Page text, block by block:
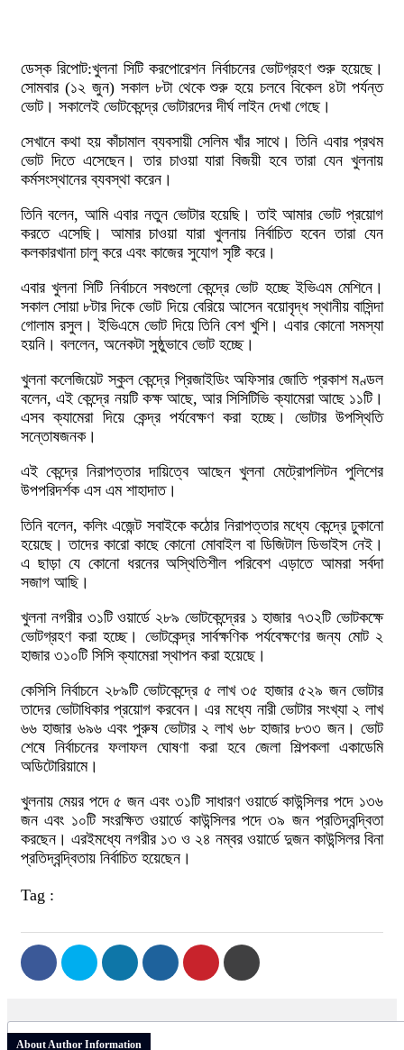
ডেস্ক রিপোট:খুলনা সিটি করপোরেশন নির্বাচনের ভোটগ্রহণ শুরু হয়েছে।
সোমবার (১২ জুন) সকাল ৮টা থেকে শুরু হয়ে চলবে বিকেল ৪টা পর্যন্ত
ভোট। সকালেই ভোটকেন্দ্রে ভোটারদের দীর্ঘ লাইন দেখা গেছে।
সেখানে কথা হয় কাঁচামাল ব্যবসায়ী সেলিম খাঁর সাথে। তিনি এবার প্রথম
ভোট দিতে এসেছেন। তার চাওয়া যারা বিজয়ী হবে তারা যেন খুলনায়
কর্মসংস্থানের ব্যবস্থা করেন।
তিনি বলেন, আমি এবার নতুন ভোটার হয়েছি। তাই আমার ভোট প্রয়োগ
করতে এসেছি। আমার চাওয়া যারা খুলনায় নির্বাচিত হবেন তারা যেন
কলকারখানা চালু করে এবং কাজের সুযোগ সৃষ্টি করে।
এবার খুলনা সিটি নির্বাচনে সবগুলো কেন্দ্রে ভোট হচ্ছে ইভিএম মেশিনে।
সকাল সোয়া ৮টার দিকে ভোট দিয়ে বেরিয়ে আসেন বয়োবৃদ্ধ স্থানীয় বাসিন্দা
গোলাম রসুল। ইভিএমে ভোট দিয়ে তিনি বেশ খুশি। এবার কোনো সমস্যা
হয়নি। বললেন, অনেকটা সুষ্ঠুভাবে ভোট হচ্ছে।
খুলনা কলেজিয়েট স্কুল কেন্দ্রে প্রিজাইডিং অফিসার জোতি প্রকাশ মণ্ডল
বলেন, এই কেন্দ্রে নয়টি কক্ষ আছে, আর সিসিটিভি ক্যামেরা আছে ১১টি।
এসব ক্যামেরা দিয়ে কেন্দ্র পর্যবেক্ষণ করা হচ্ছে। ভোটার উপস্থিতি
সন্তোষজনক।
এই কেন্দ্রে নিরাপত্তার দায়িত্বে আছেন খুলনা মেট্রোপলিটন পুলিশের
উপপরিদর্শক এস এম শাহাদাত।
তিনি বলেন, কলিং এজেন্ট সবাইকে কঠোর নিরাপত্তার মধ্যে কেন্দ্রে ঢুকানো
হয়েছে। তাদের কারো কাছে কোনো মোবাইল বা ডিজিটাল ডিভাইস নেই।
এ ছাড়া যে কোনো ধরনের অস্থিতিশীল পরিবেশ এড়াতে আমরা সর্বদা
সজাগ আছি।
খুলনা নগরীর ৩১টি ওয়ার্ডে ২৮৯ ভোটকেন্দ্রের ১ হাজার ৭৩২টি ভোটকক্ষে
ভোটগ্রহণ করা হচ্ছে। ভোটকেন্দ্র সার্বক্ষণিক পর্যবেক্ষণের জন্য মোট ২
হাজার ৩১০টি সিসি ক্যামেরা স্থাপন করা হয়েছে।
কেসিসি নির্বাচনে ২৮৯টি ভোটকেন্দ্রে ৫ লাখ ৩৫ হাজার ৫২৯ জন ভোটার
তাদের ভোটাধিকার প্রয়োগ করবেন। এর মধ্যে নারী ভোটার সংখ্যা ২ লাখ
৬৬ হাজার ৬৯৬ এবং পুরুষ ভোটার ২ লাখ ৬৮ হাজার ৮৩৩ জন। ভোট
শেষে নির্বাচনের ফলাফল ঘোষণা করা হবে জেলা শিল্পকলা একাডেমি
অডিটোরিয়ামে।
খুলনায় মেয়র পদে ৫ জন এবং ৩১টি সাধারণ ওয়ার্ডে কাউন্সিলর পদে ১৩৬
জন এবং ১০টি সংরক্ষিত ওয়ার্ডে কাউন্সিলর পদে ৩৯ জন প্রতিদ্বন্দ্বিতা
করছেন। এরইমধ্যে নগরীর ১৩ ও ২৪ নম্বর ওয়ার্ডে দুজন কাউন্সিলর বিনা
প্রতিদ্বন্দ্বিতায় নির্বাচিত হয়েছেন।
Tag :
About Author Information